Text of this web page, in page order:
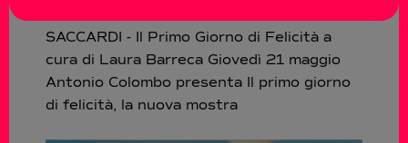
SACCARDI - Il Primo Giorno di Felicità a
cura di Laura Barreca Giovedì 21 maggio
Antonio Colombo presenta Il primo giorno
di felicità, la nuova mostra